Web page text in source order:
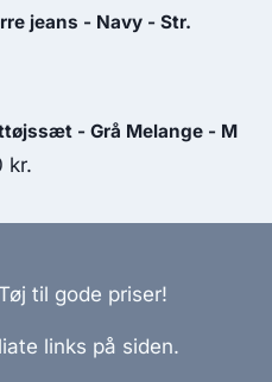
kr..
jeans - Navy - Str.
- Grå Melange - M
kr.
til gode priser!
links på siden.